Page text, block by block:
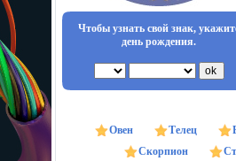
Чтобы узнать свой знак,
день рождения.
Овен Телец
Скорпион